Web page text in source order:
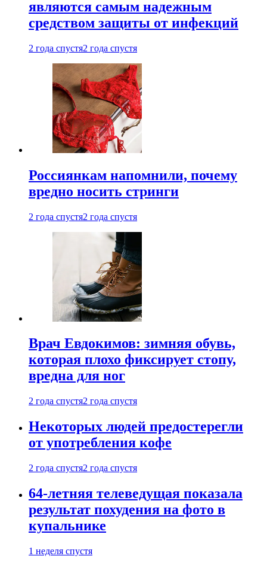
являются самым надежным
средством защиты от инфекций
2 года спустя2 года спустя
Россиянкам напомнили, почему
вредно носить стринги
2 года спустя2 года спустя
Врач Евдокимов: зимняя обувь,
которая плохо фиксирует стопу,
вредна для ног
2 года спустя2 года спустя
Некоторых людей предостерегли
от употребления кофе
2 года спустя2 года спустя
64-летняя телеведущая показала
результат похудения на фото в
купальнике
1 неделя спустя